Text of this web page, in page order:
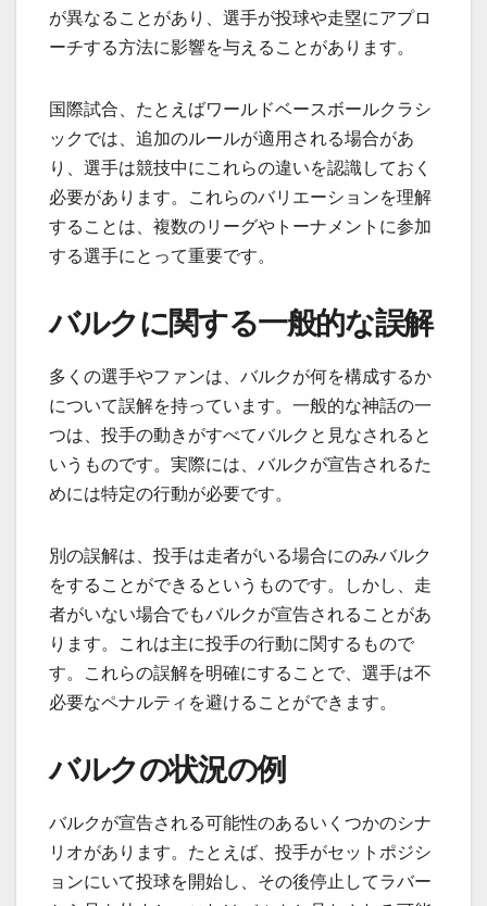
が異なることがあり、選手が投球や走塁にアプロ
ーチする方法に影響を与えることがあります。
国際試合、たとえばワールドベースボールクラシ
ックでは、追加のルールが適用される場合があ
り、選手は競技中にこれらの違いを認識しておく
必要があります。これらのバリエーションを理解
することは、複数のリーグやトーナメントに参加
する選手にとって重要です。
バルクに関する一般的な誤解
多くの選手やファンは、バルクが何を構成するか
について誤解を持っています。一般的な神話の一
つは、投手の動きがすべてバルクと見なされると
いうものです。実際には、バルクが宣告されるた
めには特定の行動が必要です。
別の誤解は、投手は走者がいる場合にのみバルク
をすることができるというものです。しかし、走
者がいない場合でもバルクが宣告されることがあ
ります。これは主に投手の行動に関するもので
す。これらの誤解を明確にすることで、選手は不
必要なペナルティを避けることができます。
バルクの状況の例
バルクが宣告される可能性のあるいくつかのシナ
リオがあります。たとえば、投手がセットポジシ
ョンにいて投球を開始し、その後停止してラバー